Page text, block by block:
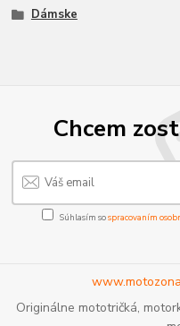
Dámske
Chcem
Súhlasím sospracovaním
Originálne mototričká,